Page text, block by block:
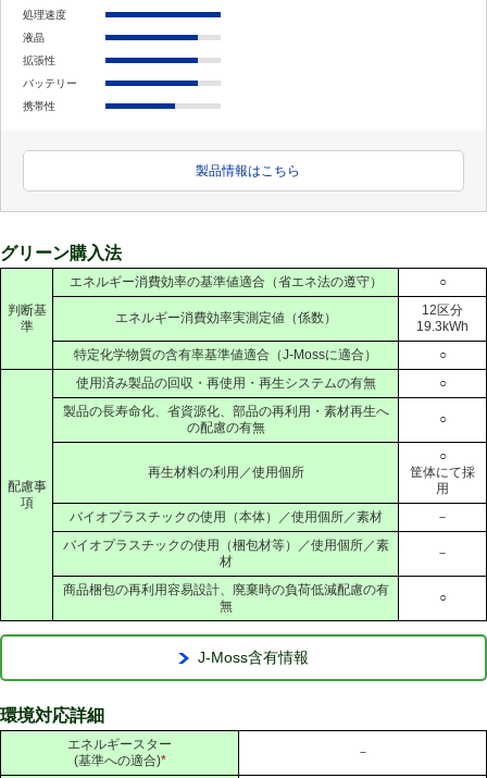
処理速度
液晶
拡張性
バッテリー
携帯性
製品情報はこちら
グリーン購入法
判断基
準
エネルギー消費効率の基準値適合（省エネ法の遵守） ○
エネルギー消費効率実測定値（係数）
12区分
19.3kWh
特定化学物質の含有率基準値適合（J-Mossに適合）
○
配慮事
項
使用済み製品の回収・再使用・再生システムの有無
○
製品の長寿命化、省資源化、部品の再利用・素材再生へ
の配慮の有無
○
再生材料の利用／使用個所
○
筐体にて採
用
バイオプラスチックの使用（本体）／使用個所／素材
－
バイオプラスチックの使用（梱包材等）／使用個所／素
材
－
商品梱包の再利用容易設計、廃棄時の負荷低減配慮の有
無
○
J-Moss含有情報
環境対応詳細
エネルギースター
(基準への適合)*
－